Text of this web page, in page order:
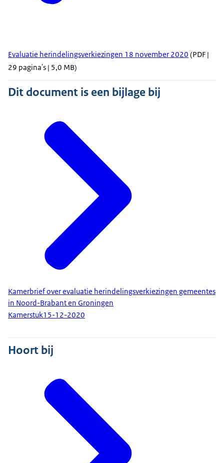
Evaluatie herindelingsverkiezingen 18 november 2020 (PDF |
29 pagina's | 5,0 MB)
Dit document is een bijlage bij
Kamerbrief over evaluatie herindelingsverkiezingen gemeentes
in Noord-Brabant en Groningen
Kamerstuk15-12-2020
Hoort bij